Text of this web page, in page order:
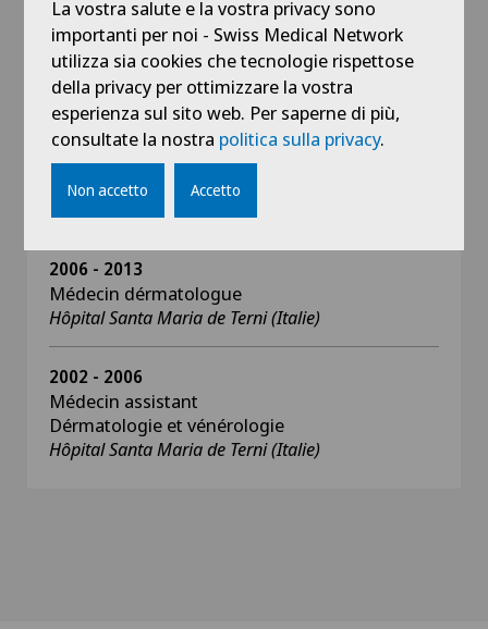
2006 - 2015
Médecin-chef
Service d'urgences
"Alcantara", Nera Montoro (Italie)
2003 - 2015
Médecin de la "Guarda medica" dans la ASL
2006 - 2013
Médecin dérmatologue
Hôpital Santa Maria de Terni (Italie)
2002 - 2006
Médecin assistant
Dérmatologie et vénérologie
Hôpital Santa Maria de Terni (Italie)
La vostra salute e la vostra privacy sono
importanti per noi - Swiss Medical Network
utilizza sia cookies che tecnologie rispettose
della privacy per ottimizzare la vostra
esperienza sul sito web. Per saperne di più,
consultate la nostra politica sulla privacy.
Non accetto Accetto